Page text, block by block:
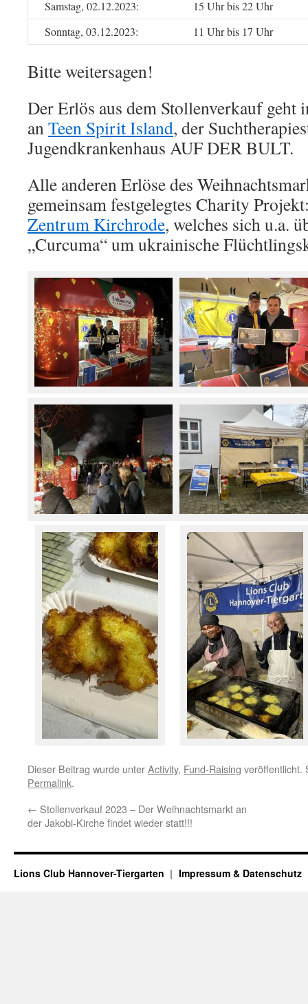
Samstag, 02.12.2023:
15 Uhr bis 22 Uhr
Sonntag, 03.12.2023:
11 Uhr bis 17 Uhr
Bitte weitersagen!
Der Erlös aus dem Stollenverkauf geht
anTeen Spirit Island, der
Jugendkrankenhaus AUF DER BULT.
Alle anderen Erlöse des
gemeinsam festgelegtes Charity
Zentrum Kirchrode, welches sich u.a.
„Curcuma“ um ukrainische
Dieser Beitrag wurde unterActivity, Fund-Raising veröffentlicht.
Permalink.
← Stollenverkauf 2023 – Der Weihnachtsmarkt an
der Jakobi-Kirche findet wieder statt!!!
Lions Club Hannover-Tiergarten Impressum & Datenschutz